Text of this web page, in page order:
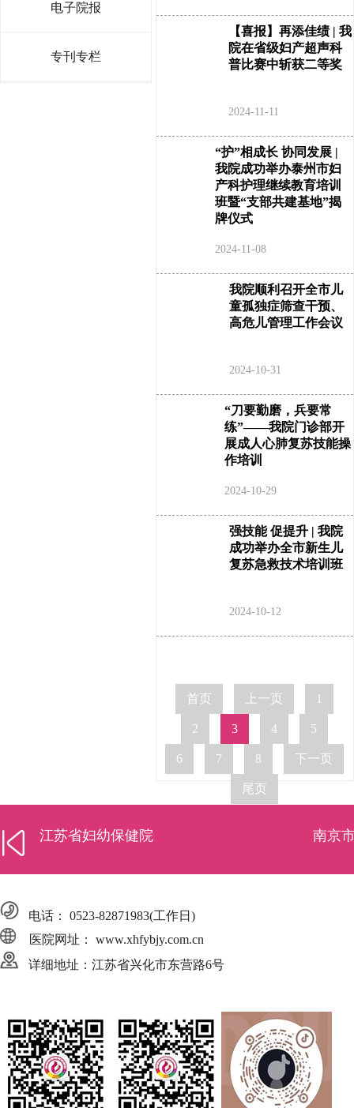
电子院报
专刊专栏
【喜报】再添佳绩 | 我
院在省级妇产超声科
普比赛中斩获二等奖
2024-11-11
“护”相成长 协同发展 |
我院成功举办泰州市妇
产科护理继续教育培训
班暨“支部共建基地”揭
牌仪式
2024-11-08
我院顺利召开全市儿
童孤独症筛查干预、
高危儿管理工作会议
2024-10-31
“刀要勤磨，兵要常
练”——我院门诊部开
展成人心肺复苏技能操
作培训
2024-10-29
强技能 促提升 | 我院
成功举办全市新生儿
复苏急救技术培训班
2024-10-12
首页 上一页 1
2 3 4 5
6 7 8 下一页
尾页
江苏省妇幼保健院 南京
电话： 0523-82871983(工作日)
医院网址： www.xhfybjy.com.cn
详细地址：江苏省兴化市东营路6号